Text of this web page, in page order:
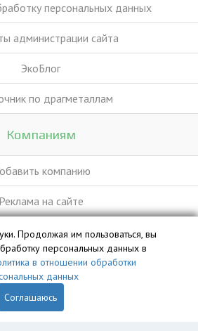
персональных данных
администрации сайта
ЭкоБлог
по драгметаллам
Компаниям
компанию
Реклама на сайте
является интеллектуальной
«Профит» и охраняется законом.
Продолжая им пользоваться, вы
персональных данных в
в отношении обработки
данных
Соглашаюсь